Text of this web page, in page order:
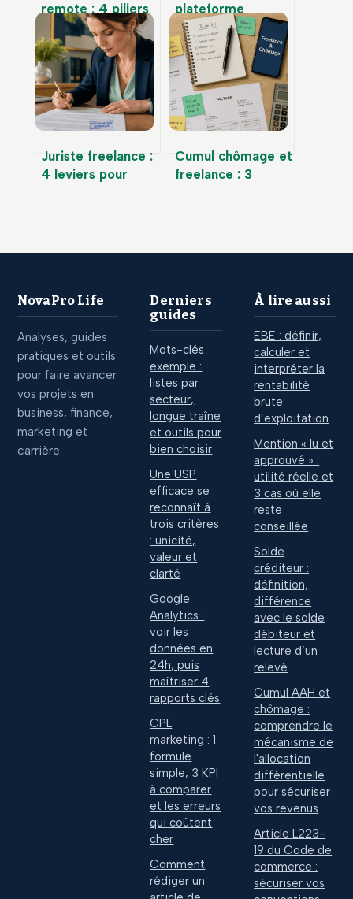
remote : 4 piliers
pour réussir sa
transition vers une
liberté
géographique
totale
plateforme
pétrolière à
l’étranger :
eldorado financier
ou sacrifice
personnel ?
Juriste freelance :
4 leviers pour
Cumul chômage et
freelance : 3
NovaPro Life
Analyses, guides
pratiques et outils
pour faire avancer
vos projets en
business, finance,
marketing et
carrière.
Derniers
guides
Mots-clés
exemple :
listes par
secteur,
longue traîne
et outils pour
bien choisir
Une USP
efficace se
reconnaît à
trois critères
: unicité,
valeur et
clarté
Google
Analytics :
voir les
données en
24h, puis
maîtriser 4
rapports clés
CPL
marketing : 1
formule
simple, 3 KPI
à comparer
et les erreurs
qui coûtent
cher
Comment
rédiger un
À lire aussi
EBE : définir,
calculer et
interpréter la
rentabilité
brute
d’exploitation
Mention « lu et
approuvé » :
utilité réelle et
3 cas où elle
reste
conseillée
Solde
créditeur :
définition,
différence
avec le solde
débiteur et
lecture d’un
relevé
Cumul AAH et
chômage :
comprendre le
mécanisme de
l'allocation
différentielle
pour sécuriser
vos revenus
Article L223-
19 du Code de
commerce :
sécuriser vos